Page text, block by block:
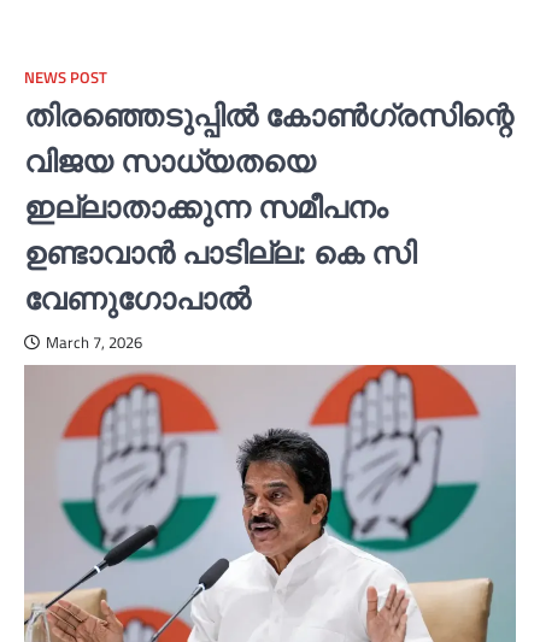
NEWS POST
തിരഞ്ഞെടുപ്പില്‍ കോണ്‍ഗ്രസിന്റെ
വിജയ സാധ്യതയെ
ഇല്ലാതാക്കുന്ന സമീപനം
ഉണ്ടാവാന്‍ പാടില്ല: കെ സി
വേണുഗോപാല്‍
March 7, 2026